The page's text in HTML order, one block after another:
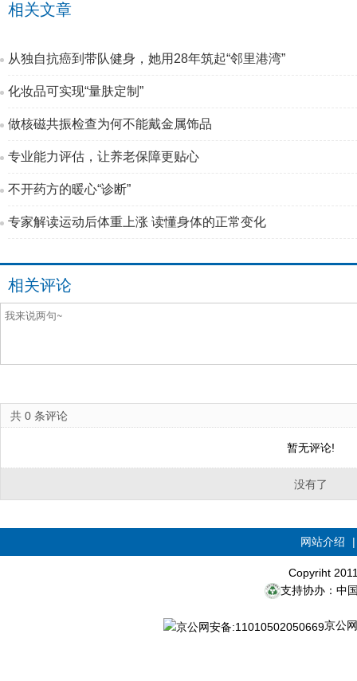
相关文章
从独自抗癌到带队健身，她用28年筑起“邻里港湾”
化妆品可实现“量肤定制”
做核磁共振检查为何不能戴金属饰品
专业能力评估，让养老保障更贴心
不开药方的暖心“诊断”
专家解读运动后体重上涨 读懂身体的正常变化
相关评论
共 0 条评论
暂无评论!
没有了
网站介绍
Copyriht
支持协办：中
京公